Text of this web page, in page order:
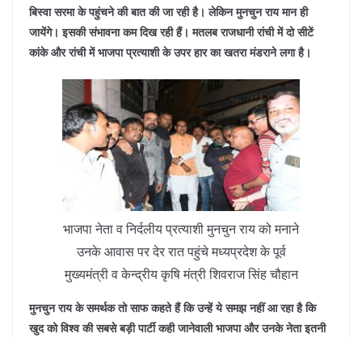
बिस्वा सरमा के पहुंचने की बात की जा रही है। लेकिन मुनचुन राय मान ही
जायेंगे। इसकी संभावना कम दिख रही हैं। मतलब राजधानी रांची में दो सीटें
कांके और रांची में भाजपा प्रत्याशी के उपर हार का खतरा मंडराने लगा है।
भाजपा नेता व निर्दलीय प्रत्याशी मुनचुन राय को मनाने
उनके आवास पर देर रात पहुंचे मध्यप्रदेश के पूर्व
मुख्यमंत्री व केन्द्रीय कृषि मंत्री शिवराज सिंह चौहान
मुनचुन राय के समर्थक तो साफ कहते हैं कि उन्हें ये समझ नहीं आ रहा है कि
खुद को विश्व की सबसे बड़ी पार्टी कही जानेवाली भाजपा और उनके नेता इतनी